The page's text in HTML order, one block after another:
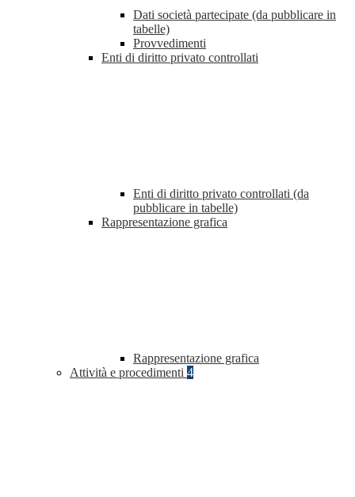
Dati società partecipate (da pubblicare in
tabelle)
Provvedimenti
Enti di diritto privato controllati
Enti di diritto privato controllati (da
pubblicare in tabelle)
Rappresentazione grafica
Rappresentazione grafica
Attività e procedimenti 4